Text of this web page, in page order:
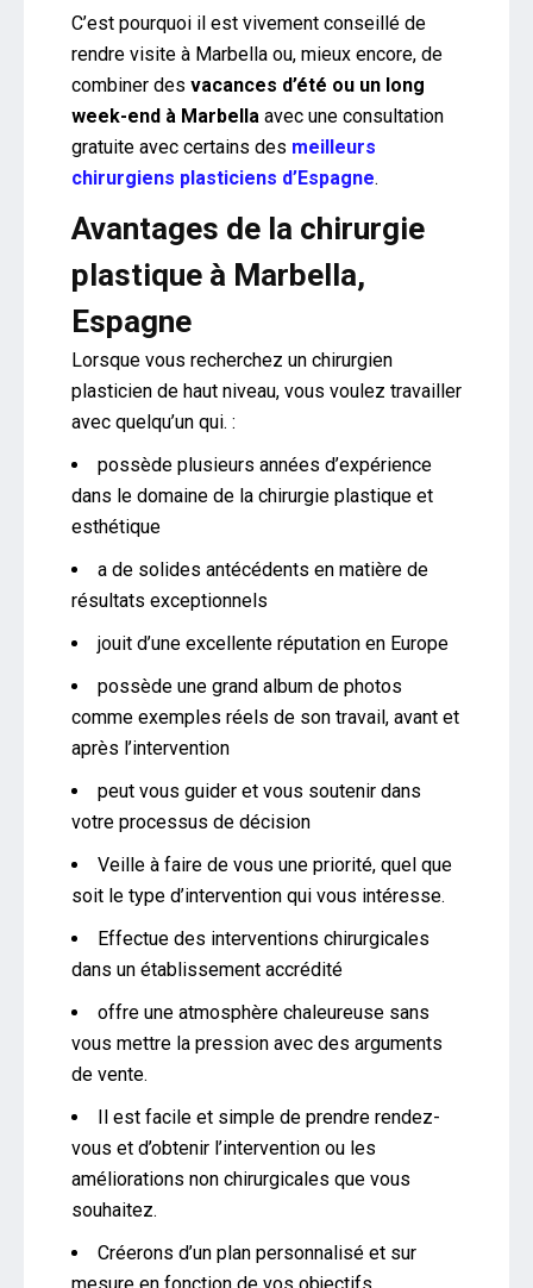
C’est pourquoi il est vivement conseillé de
rendre visite à Marbella ou, mieux encore, de
combiner des vacances d’été ou un long
week-end à Marbella avec une consultation
gratuite avec certains des meilleurs
chirurgiens plasticiens d’Espagne.
Avantages de la chirurgie
plastique à Marbella,
Espagne
Lorsque vous recherchez un chirurgien
plasticien de haut niveau, vous voulez travailler
avec quelqu’un qui. :
possède plusieurs années d’expérience
dans le domaine de la chirurgie plastique et
esthétique
a de solides antécédents en matière de
résultats exceptionnels
jouit d’une excellente réputation en Europe
possède une grand album de photos
comme exemples réels de son travail, avant et
après l’intervention
peut vous guider et vous soutenir dans
votre processus de décision
Veille à faire de vous une priorité, quel que
soit le type d’intervention qui vous intéresse.
Effectue des interventions chirurgicales
dans un établissement accrédité
offre une atmosphère chaleureuse sans
vous mettre la pression avec des arguments
de vente.
Il est facile et simple de prendre rendez-
vous et d’obtenir l’intervention ou les
améliorations non chirurgicales que vous
souhaitez.
Créerons d’un plan personnalisé et sur